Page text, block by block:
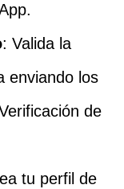
: Valida la
enviando los
de
tu perfil de